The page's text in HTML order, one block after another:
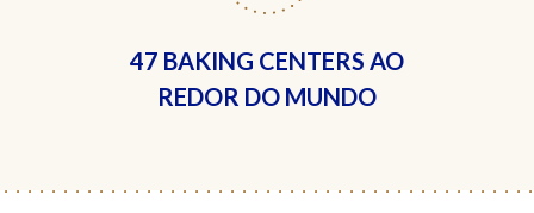
47 BAKING CENTERS AO
REDOR DO MUNDO